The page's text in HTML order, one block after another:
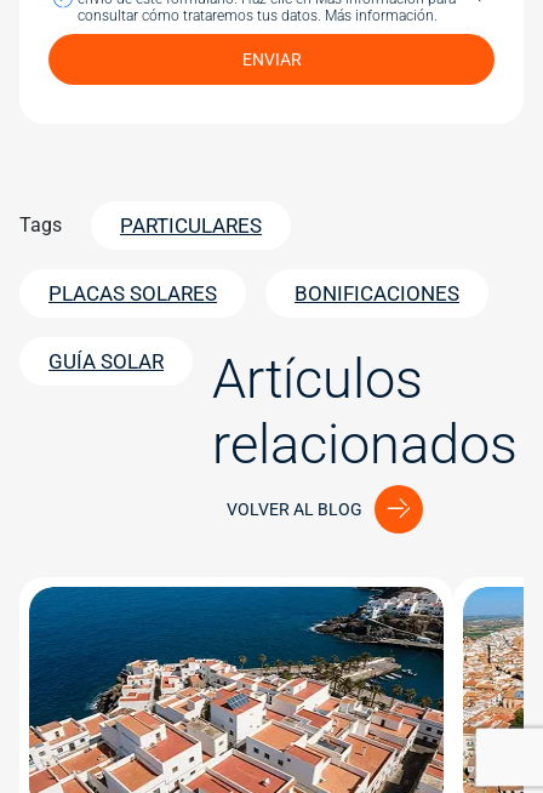
consultar cómo trataremos tus datos. Más información.
ENVIAR
Tags PARTICULARES
PLACAS SOLARES BONIFICACIONES
GUÍA SOLAR
Artículos
relacionados
VOLVER AL BLOG
Image Image